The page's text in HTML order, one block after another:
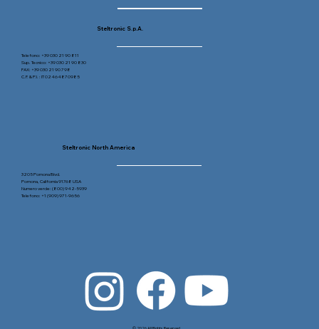
Steltronic S.p.A.
Telefono: +39 030 21 90 811
Sup. Tecnico: +39 030 21 90 830
FAX: +39 030 21 90 798
C.F. & P.I. : IT 02464870985
Steltronic North America
3205 Pomona Blvd.
Pomona, California 91768 USA
Numero verde: (800) 942-5939
Telefono: +1 (909) 971-9656